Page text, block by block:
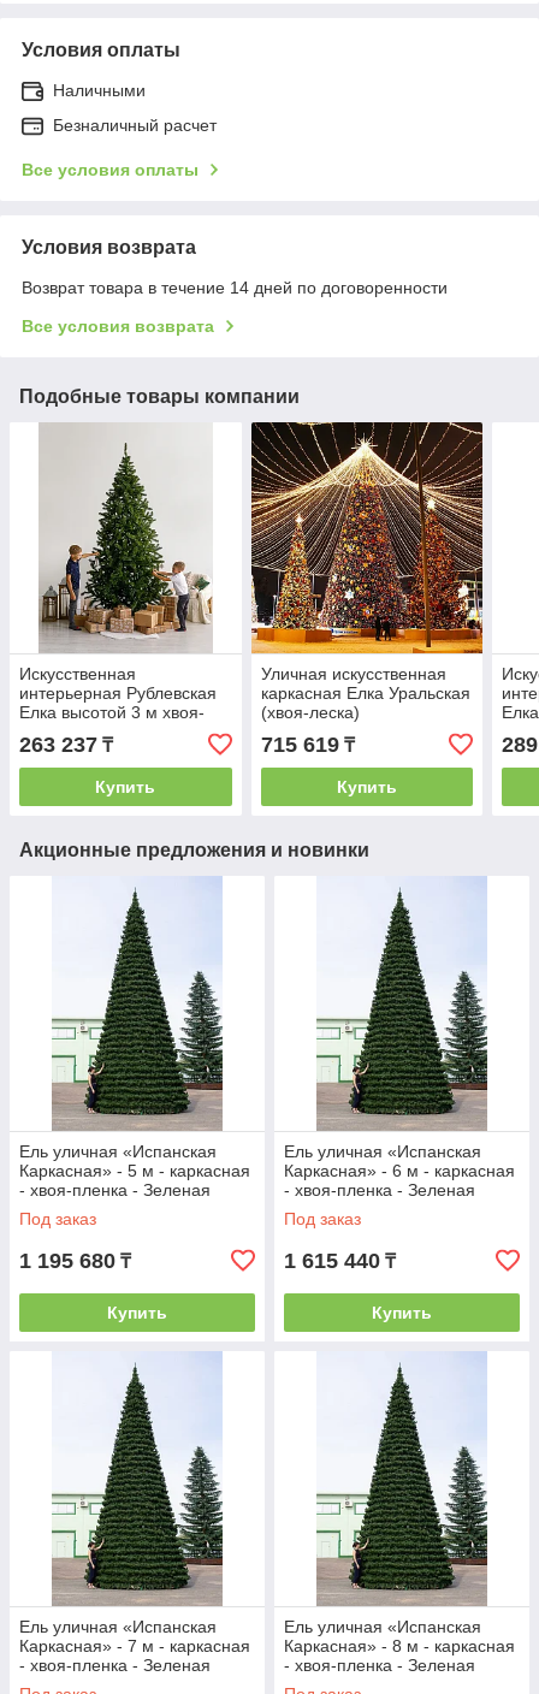
Условия оплаты
Наличными
Безналичный расчет
Все условия оплаты
Условия возврата
Возврат товара в течение 14 дней по договоренности
Все условия возврата
Подобные товары компании
Искусственная
интерьерная Рублевская
Елка высотой 3 м хвоя-
263 237 ₸
Купить
Уличная искусственная
каркасная Елка Уральская
(хвоя-леска)
715 619₸
Купить
Акционные предложения и новинки
Ель уличная «Испанская
Каркасная» - 5 м - каркасная
- хвоя-пленка - Зеленая
Под заказ
1 195 680 ₸
Купить
Ель уличная «Испанская
Каркасная» - 6 м - каркасная
- хвоя-пленка - Зеленая
Под заказ
1 615 440 ₸
Купить
Ель уличная «Испанская
Каркасная» - 7 м - каркасная
- хвоя-пленка - Зеленая
Ель уличная «Испанская
Каркасная» - 8 м - каркасная
- хвоя-пленка - Зеленая